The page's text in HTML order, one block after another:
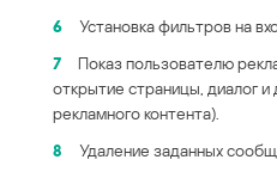
6
Установка фильтров на
7
Показ пользователю
открытие страницы, диалог
рекламного контента).
8
Удаление заданных